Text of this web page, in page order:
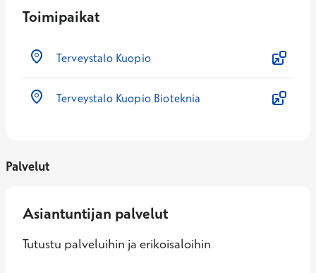
Toimipaikat
Terveystalo Kuopio
Terveystalo Kuopio Bioteknia
Palvelut
Asiantuntijan palvelut
Tutustu palveluihin ja erikoisaloihin